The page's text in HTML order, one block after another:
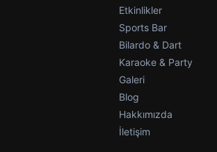
Etkinlikler
Sports Bar
Bilardo & Dart
Karaoke & Party
Galeri
Blog
Hakkımızda
İletişim